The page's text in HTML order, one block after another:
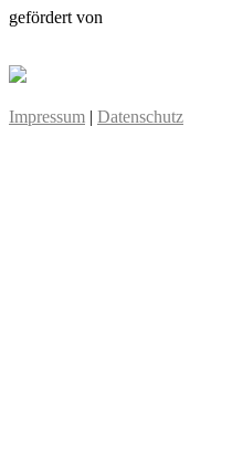
gefördert von
Impressum | Datenschutz